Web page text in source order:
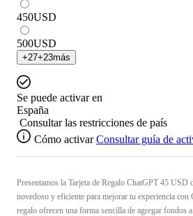
450USD
500USD
+27+23más
Se puede activar en
España
Consultar las restricciones de país
Cómo activar Consultar guía de
Presentamos la Tarjeta de Regalo ChatGPT 45 USD
novedoso y eficiente para mejorar tu experiencia con
regalo ofrecen una forma sencilla de agregar fondos